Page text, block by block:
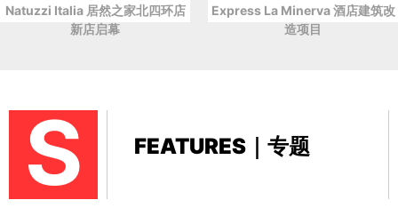
Natuzzi Italia 居然之家北四环店
新店启幕
Express La Minerva 酒店建筑改
造项目
S FEATURES｜专题